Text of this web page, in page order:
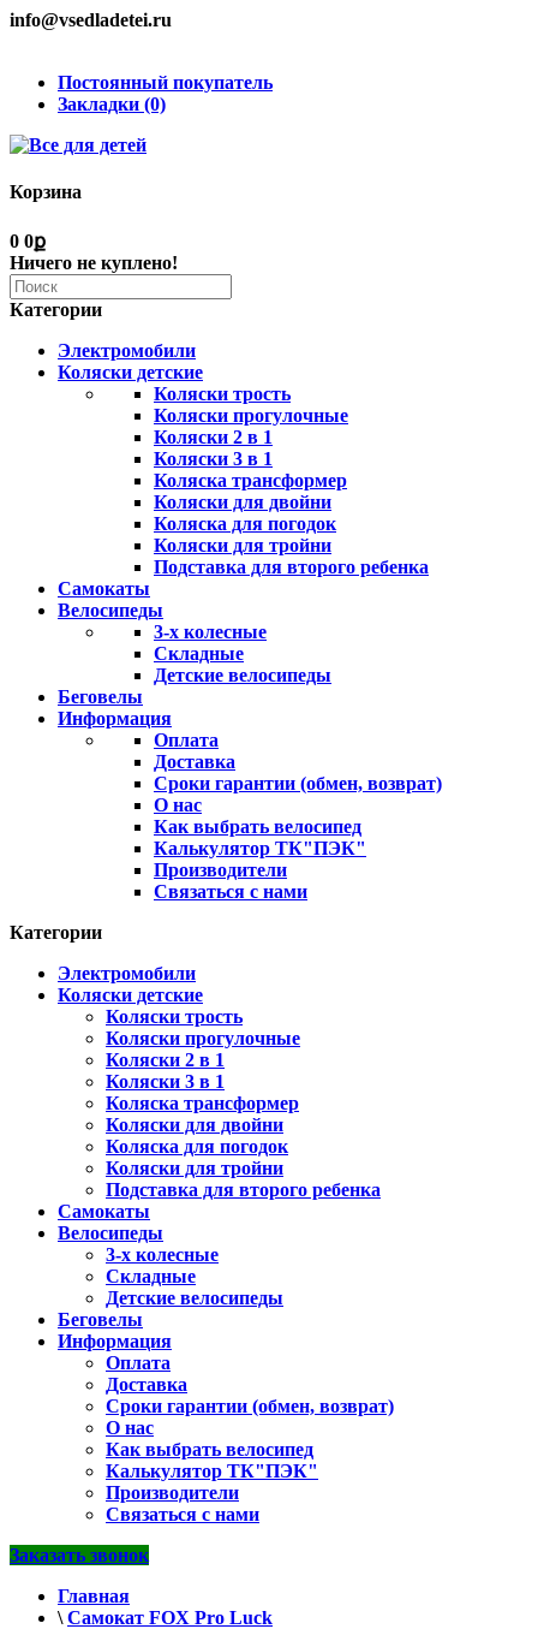
info@vsedladetei.ru
Постоянный покупатель
Закладки (0)
Корзина
0 0ք
Ничего не куплено!
Категории
Электромобили
Коляски детские
Коляски трость
Коляски прогулочные
Коляски 2 в 1
Коляски 3 в 1
Коляска трансформер
Коляски для двойни
Коляска для погодок
Коляски для тройни
Подставка для второго ребенка
Самокаты
Велосипеды
3-х колесные
Складные
Детские велосипеды
Беговелы
Информация
Оплата
Доставка
Сроки гарантии (обмен, возврат)
О нас
Как выбрать велосипед
Калькулятор ТК"ПЭК"
Производители
Связаться с нами
Категории
Электромобили
Коляски детские
Коляски трость
Коляски прогулочные
Коляски 2 в 1
Коляски 3 в 1
Коляска трансформер
Коляски для двойни
Коляска для погодок
Коляски для тройни
Подставка для второго ребенка
Самокаты
Велосипеды
3-х колесные
Складные
Детские велосипеды
Беговелы
Информация
Оплата
Доставка
Сроки гарантии (обмен, возврат)
О нас
Как выбрать велосипед
Калькулятор ТК"ПЭК"
Производители
Связаться с нами
Заказать звонок
Главная
\Самокат FOX Pro Luck